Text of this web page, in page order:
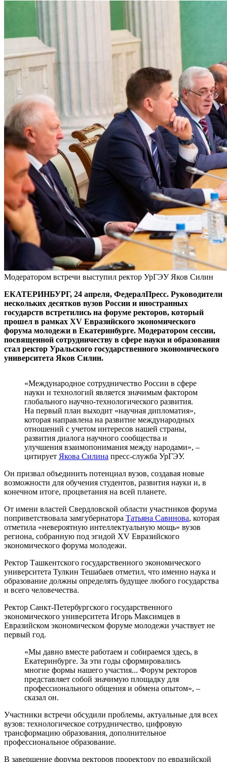
Модератором встречи выступил ректор УрГЭУ Яков Силин
ЕКАТЕРИНБУРГ, 24 апреля, ФедералПресс. Руководители
нескольких десятков вузов России и иностранных
государств встретились на форуме ректоров, который
прошел в рамках XV Евразийского экономического
форума молодежи в Екатеринбурге. Модератором сессии,
посвященной сотрудничеству в сфере науки и образования
стал ректор Уральского государственного экономического
университета Яков Силин.
«Международное сотрудничество России в сфере
науки и технологий является значимым фактором
глобального научно-технологического развития.
На первый план выходит «научная дипломатия»,
которая направлена на развитие международных
отношений с учетом интересов нашей страны,
развития диалога научного сообщества и
улучшения взаимопонимания между народами», –
цитирует Якова Силина пресс-служба УрГЭУ.
Он призвал объединить потенциал вузов, создавая новые
возможности для обучения студентов, развития науки и, в
конечном итоге, процветания на всей планете.
От имени властей Свердловской области участников форума
поприветствовала замгубернатора Татьяна Савинова, которая
отметила «невероятную интеллектуальную мощь» вузов
региона, собранную под эгидой XV Евразийского
экономического форума молодежи.
Ректор Ташкентского государственного экономического
университета Тулкин Тешабаев отметил, что именно наука и
образование должны определять будущее любого государства
и всего человечества.
Ректор Санкт-Петербургского государственного
экономического университета Игорь Максимцев в
Евразийском экономическом форуме молодежи участвует не
первый год.
«Мы давно вместе работаем и собираемся здесь, в
Екатеринбурге. За эти годы сформировались
многие формы нашего участия... Форум ректоров
представляет собой значимую площадку для
профессионального общения и обмена опытом», –
сказал он.
Участники встречи обсудили проблемы, актуальные для всех
вузов: технологическое сотрудничество, цифровую
трансформацию образования, дополнительное
профессиональное образование.
В завершение форума ректоров проректору по евразийской